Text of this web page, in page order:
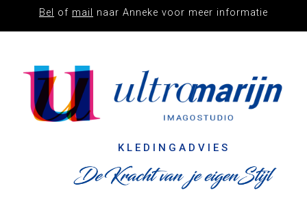
Bel of mail naar Anneke voor meer informatie
IMAGO
STUDIO
ULTRAMARIJN
KLEDINGADVIES